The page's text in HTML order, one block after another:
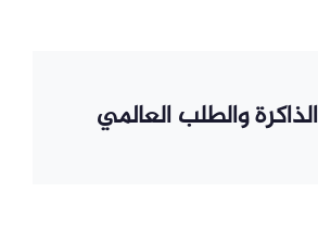
والطلب العالمي